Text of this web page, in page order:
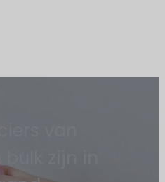
van
zijn in